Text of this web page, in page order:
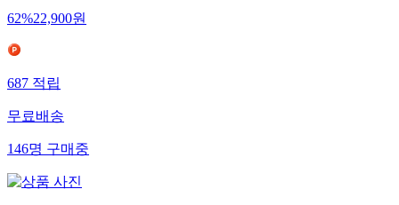
62%22,900원
687 적립
무료배송
146명 구매중